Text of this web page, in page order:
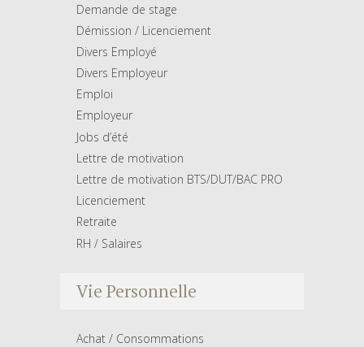
Demande de stage
Démission / Licenciement
Divers Employé
Divers Employeur
Emploi
Employeur
Jobs d’été
Lettre de motivation
Lettre de motivation BTS/DUT/BAC PRO
Licenciement
Retraite
RH / Salaires
Vie Personnelle
Achat / Consommations